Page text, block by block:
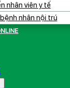
nhân viên y tế
nhân nội trú